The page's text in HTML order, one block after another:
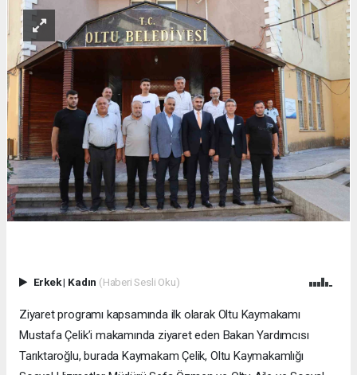
Erkek| Kadın (Haberi Sesli Oku)
Ziyaret programı kapsamında ilk olarak Oltu Kaymakamı
Mustafa Çelik’i makamında ziyaret eden Bakan Yardımcısı
Tarıktaroğlu, burada Kaymakam Çelik, Oltu Kaymakamlığı